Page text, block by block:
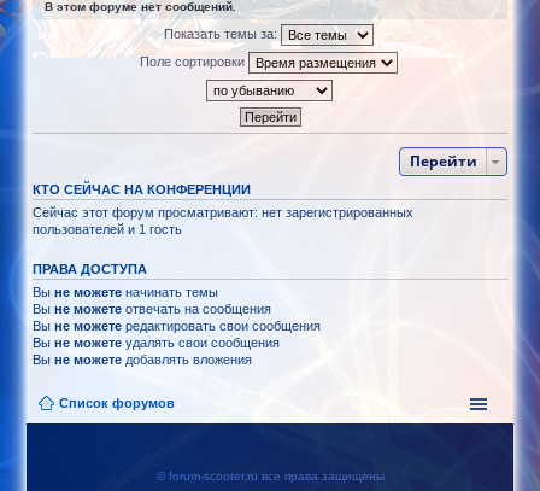
В этом форуме нет сообщений.
Показать темы за:
Поле сортировки
Перейти
КТО СЕЙЧАС НА КОНФЕРЕНЦИИ
Сейчас этот форум просматривают: нет зарегистрированных
пользователей и 1 гость
ПРАВА ДОСТУПА
Выне можете начинать темы
Выне можете отвечать на сообщения
Выне можете редактировать свои сообщения
Выне можете удалять свои сообщения
Выне можете добавлять вложения
Список форумов
© forum-scooter.ru все права защищены